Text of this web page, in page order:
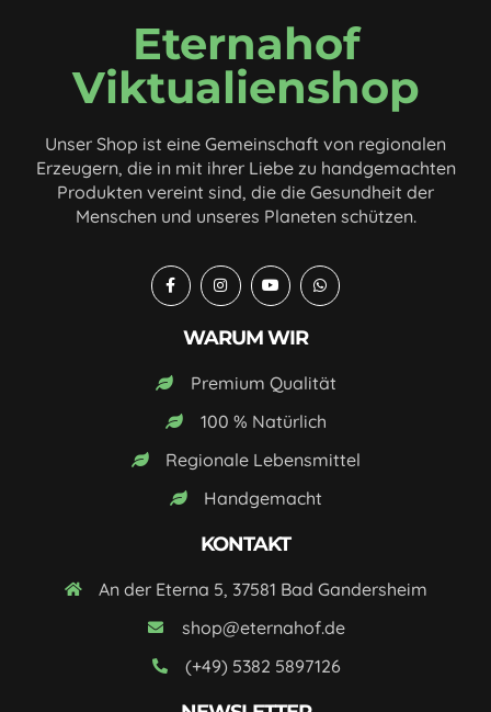
Eternahof
Viktualienshop
Unser Shop ist eine Gemeinschaft von regionalen
Erzeugern, die in mit ihrer Liebe zu handgemachten
Produkten vereint sind, die die Gesundheit der
Menschen und unseres Planeten schützen.
WARUM WIR
Premium Qualität
100 % Natürlich
Regionale Lebensmittel
Handgemacht
KONTAKT
An der Eterna 5, 37581 Bad Gandersheim
shop@eternahof.de
(+49) 5382 5897126